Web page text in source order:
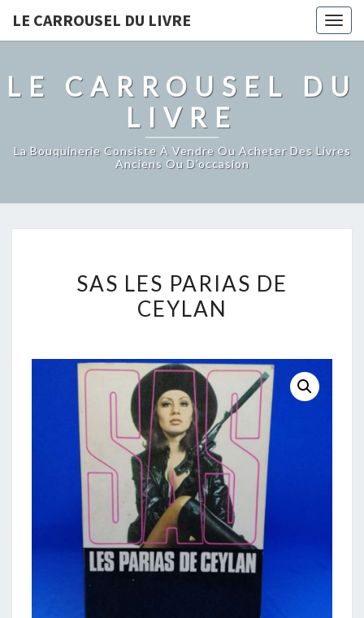
LE CARROUSEL DU LIVRE
LE CARROUSEL DU
LIVRE
La Bouquinerie Consiste À Vendre Ou Acheter Des Livres
Anciens Ou D’occasion
LES
PARIAS
SAS LES PARIAS DE
CEYLAN